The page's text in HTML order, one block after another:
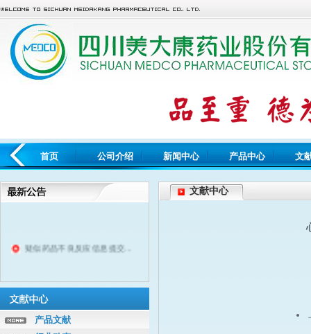
首页 公司介绍 新闻中心 产品中心 文
疑似药品不良反应信息提交...
产品文献
文献中心